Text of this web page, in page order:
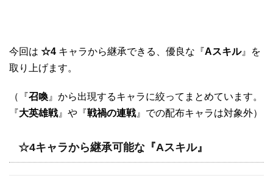
今回は ☆4 キャラから継承できる、優良な『Aスキル』を
取り上げます。
（『召喚 』から出現するキャラに絞ってまとめています。
『大英雄戦』や『戦禍の連戦』での配布キャラは対象外）
☆4キャラから継承可能な『Aスキル』